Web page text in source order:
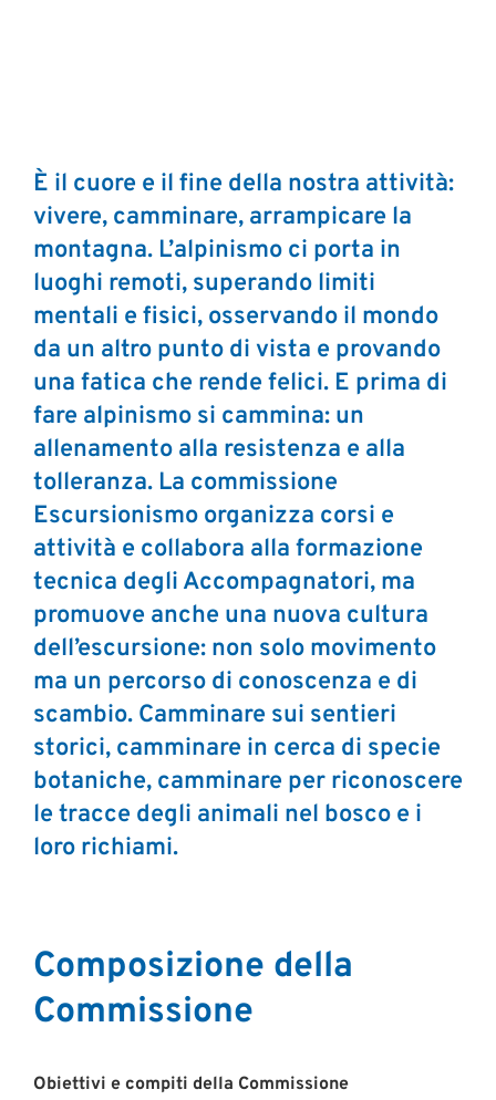
È il cuore e il fine della nostra attività:
vivere, camminare, arrampicare la
montagna. L’alpinismo ci porta in
luoghi remoti, superando limiti
mentali e fisici, osservando il mondo
da un altro punto di vista e provando
una fatica che rende felici. E prima di
fare alpinismo si cammina: un
allenamento alla resistenza e alla
tolleranza. La commissione
Escursionismo organizza corsi e
attività e collabora alla formazione
tecnica degli Accompagnatori, ma
promuove anche una nuova cultura
dell’escursione: non solo movimento
ma un percorso di conoscenza e di
scambio. Camminare sui sentieri
storici, camminare in cerca di specie
botaniche, camminare per riconoscere
le tracce degli animali nel bosco e i
loro richiami.
Composizione della
Commissione
Obiettivi e compiti della Commissione